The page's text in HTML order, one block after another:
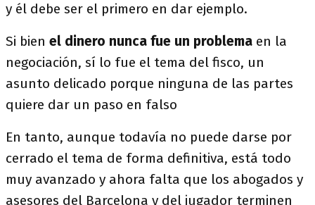
y él debe ser el primero en dar ejemplo.
Si bien el dinero nunca fue un problema en la
negociación, sí lo fue el tema del fisco, un
asunto delicado porque ninguna de las partes
quiere dar un paso en falso
En tanto, aunque todavía no puede darse por
cerrado el tema de forma definitiva, está todo
muy avanzado y ahora falta que los abogados y
asesores del Barcelona y del jugador terminen